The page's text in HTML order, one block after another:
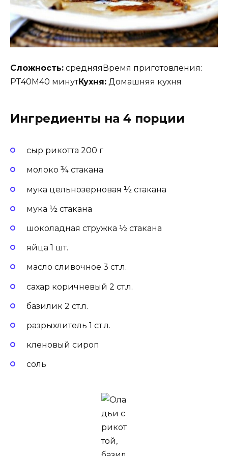
Сложность: средняяВремя приготовления:
PT40M40 минутКухня: Домашняя кухня
Ингредиенты на 4 порции
сыр рикотта 200 г
молоко ¾ стакана
мука цельнозерновая ½ стакана
мука ½ стакана
шоколадная стружка ½ стакана
яйца 1 шт.
масло сливочное 3 ст.л.
сахар коричневый 2 ст.л.
базилик 2 ст.л.
разрыхлитель 1 ст.л.
кленовый сироп
соль